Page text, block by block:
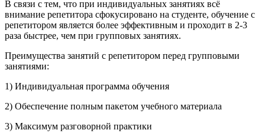
В связи с тем, что при индивидуальных занятиях всё
внимание репетитора сфокусировано на студенте, обучение с
репетитором является более эффективным и проходит в 2-3
раза быстрее, чем при групповых занятиях.
Преимущества занятий с репетитором перед групповыми
занятиями:
1) Индивидуальная программа обучения
2) Обеспечение полным пакетом учебного материала
3) Максимум разговорной практики